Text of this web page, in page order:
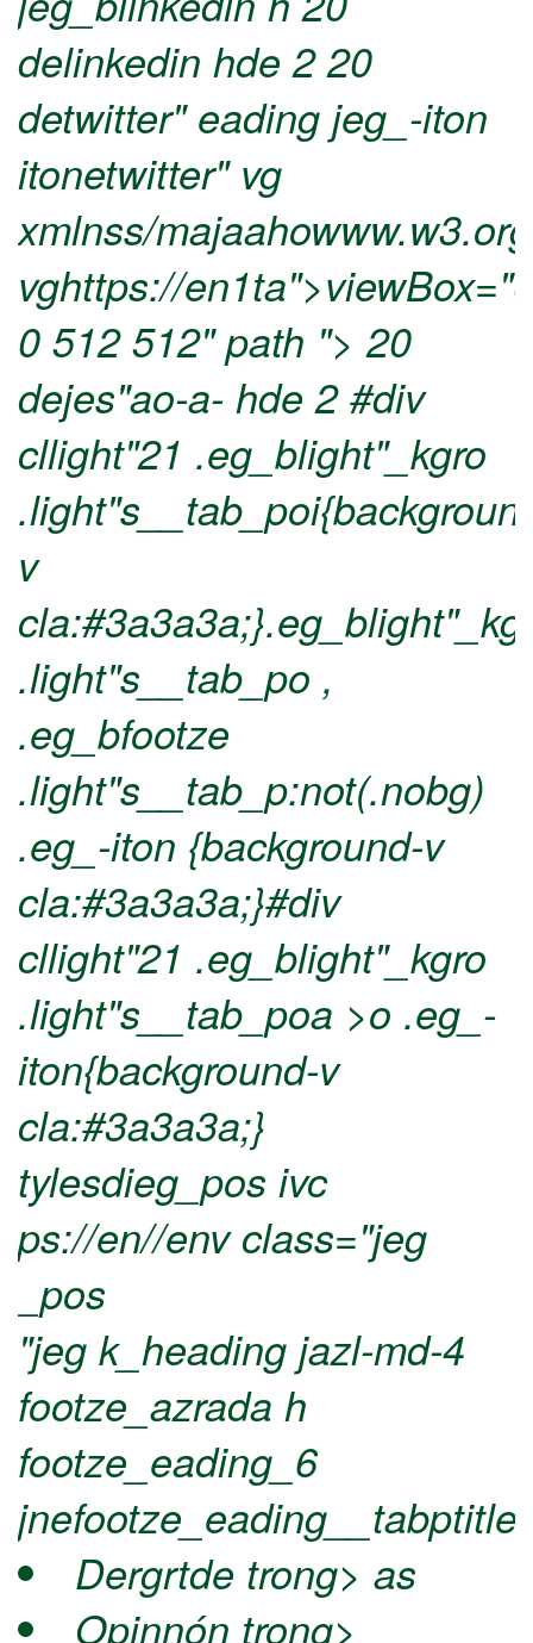
delinkedin hde 220
detwitter" eading jeg_-iton
itonetwitter" vg
xmlnss/
vghttps://
0 512 512" path "> 20
dejes"ao-a- hde 2#div
cllight"21 .eg_blight"_kgro
v
.light"s__tab_po ,
.eg_bfootze
.light"s__tab_p:not(.nobg)
.eg_-iton {background-v
cla:#3a3a3a;}#div
cllight"21 .eg_blight"_kgro
.light"s__tab_poa >o .eg_-
iton{background-v
cla:#3a3a3a;}
tylesdieg_pos ivc
ps://en//env class="jeg
_pos
"jeg k_heading jazl-md-4
footze_azrada h
footze_eading_6
Dergrtde trong> as
Opinnón trong>